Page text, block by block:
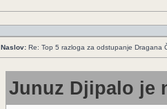
Naslov: Re: Top 5 razloga za odstupanje Dragana
Junuz Djipalo je